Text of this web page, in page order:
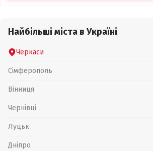
Найбільші міста в Україні
Черкаси
Сімферополь
Вінниця
Чернівці
Луцьк
Дніпро